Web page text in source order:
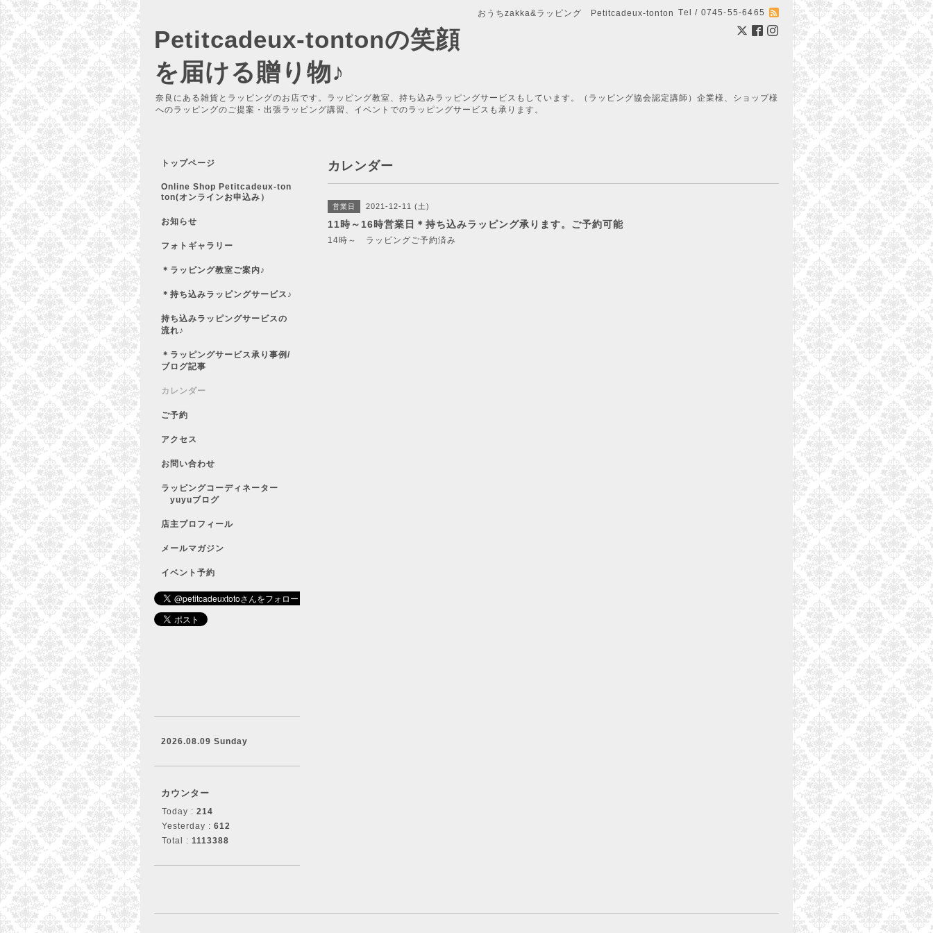
おうちzakka&ラッピング Petitcadeux-tonton Tel / 0745-55-6465
Petitcadeux-tontonの笑顔
を届ける贈り物♪
奈良にある雑貨とラッピングのお店です。ラッピング教室、持ち込みラッピングサービスもしています。（ラッピング協会認定講師）企業様、ショップ様
へのラッピングのご提案・出張ラッピング講習、イベントでのラッピングサービスも承ります。
カレンダー
営業日 2021-12-11 (土)
11時～16時営業日＊持ち込みラッピング承ります。ご予約可能
14時～ ラッピングご予約済み
トップページ
Online Shop Petitcadeux-ton
ton(オンラインお申込み）
お知らせ
フォトギャラリー
＊ラッピング教室ご案内♪
＊持ち込みラッピングサービス♪
持ち込みラッピングサービスの
流れ♪
＊ラッピングサービス承り事例/
ブログ記事
カレンダー
ご予約
アクセス
お問い合わせ
ラッピングコーディネーター
yuyuブログ
店主プロフィール
メールマガジン
イベント予約
2026.08.09 Sunday
カウンター
Today : 214
Yesterday : 612
Total : 1113388